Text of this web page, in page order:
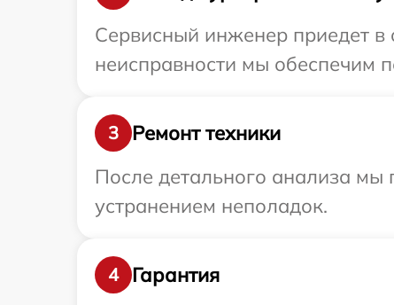
Сервисный инженер приедет в
неисправности мы обеспечим
3
Ремонт техники
После детального анализа мы
устранением неполадок.
4
Гарантия